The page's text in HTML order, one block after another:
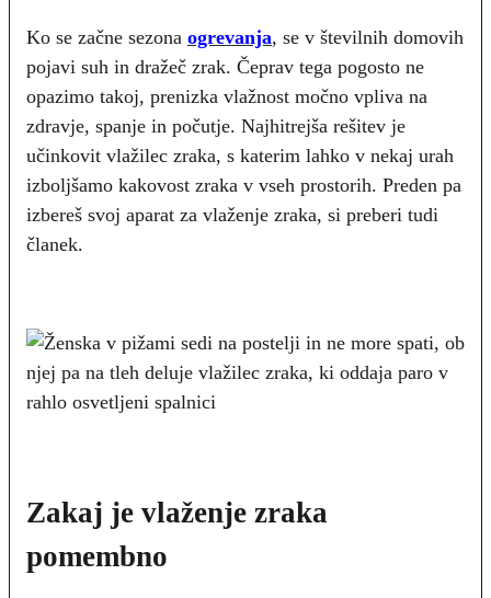
Ko se začne sezona ogrevanja, se v številnih domovih
pojavi suh in dražeč zrak. Čeprav tega pogosto ne
opazimo takoj, prenizka vlažnost močno vpliva na
zdravje, spanje in počutje. Najhitrejša rešitev je
učinkovit vlažilec zraka, s katerim lahko v nekaj urah
izboljšamo kakovost zraka v vseh prostorih. Preden pa
izbereš svoj aparat za vlaženje zraka, si preberi tudi
članek.
Zakaj je vlaženje zraka
pomembno